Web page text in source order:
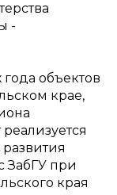
-
объектов
крае,
ЗабГУ при
края